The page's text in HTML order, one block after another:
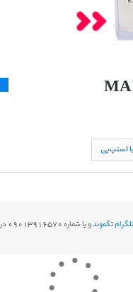
تلگرام تگموندو یا شماره 09013916570 در سامانه بله پیام دهید.